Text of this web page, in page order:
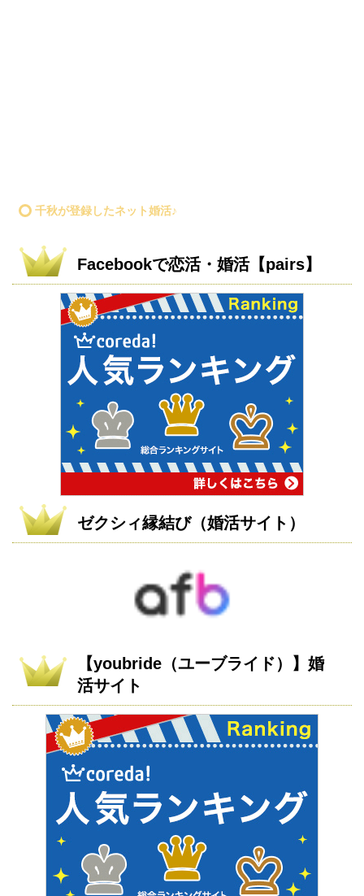
千秋が登録したネット婚活♪
Facebookで恋活・婚活【pairs】
ゼクシィ縁結び（婚活サイト）
【youbride（ユーブライド）】婚
活サイト